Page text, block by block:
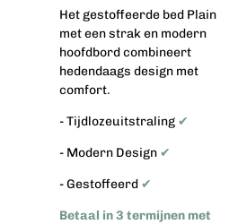
Het gestoffeerde bed Plain
met een strak en modern
hoofdbord combineert
hedendaags design met
comfort.
- Tijdlozeuitstraling ✔
- Modern Design ✔
- Gestoffeerd ✔
Betaal in 3 termijnen met